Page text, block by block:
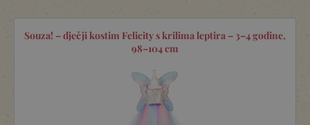
ukratko, svugdje gdje vlada dječja mašta.
Souza! – dječji kostim Felicity s krilima leptira – 3–4 godine,
98–104 cm